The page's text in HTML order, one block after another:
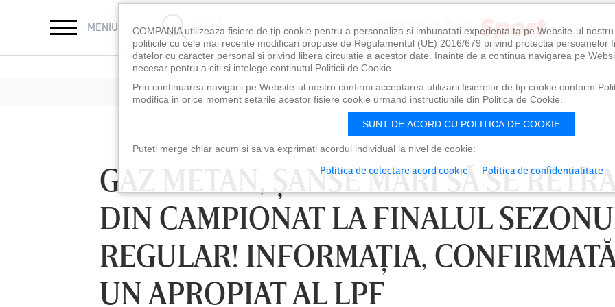
MENIU CAUTĂ
GAZ METAN, ŞANSE MARI SĂ SE
DIN CAMPIONAT LA FINALUL
REGULAR! INFORMAŢIA,
UN APROPIAT AL LPF
LUNI 10 AUG, 18:30 LUNI 10 AUG, 21:30
COMPANIA utilizeaza fisiere de tip cookie pentru a personaliza si imbunatati experienta ta pe Website-ul
politicile cu cele mai recente modificari propuse de Regulamentul (UE) 2016/679 privind protectia persoanelor
datelor cu caracter personal si privind libera circulatie a acestor date. Inainte de a continua navigarea pe
necesar pentru a citi si intelege continutul Politicii de Cookie.
Prin continuarea navigarii pe Website-ul nostru confirmi acceptarea utilizarii fisierelor de tip cookie conform
modifica in orice moment setarile acestor fisiere cookie urmand instructiunile din Politica de Cookie.
SUNT DE ACORD CU POLITICA DE COOKIE
Puteti merge chiar acum si sa va exprimati acordul individual la nivel de cookie:
Politica de colectare acord cookie Politica de confidentialitate